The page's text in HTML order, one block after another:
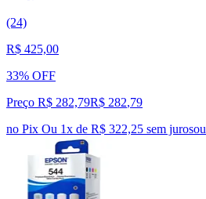
(24)
R$ 425,00
33% OFF
Preço R$ 282,79R$ 282,79
no Pix Ou 1x de R$ 322,25 sem jurosou